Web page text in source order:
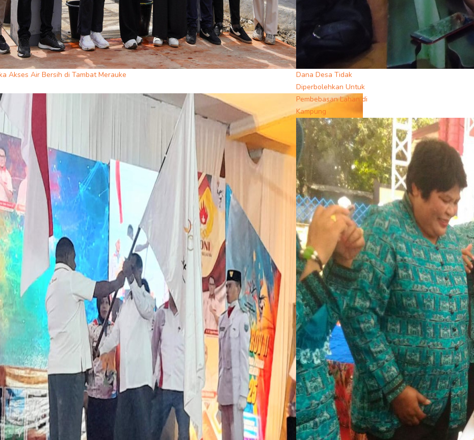
Akses Air Bersih di Tambat Merauke
Dana Desa Tidak
Diperbolehkan Untuk
Pembebasan Lahan di
Kampung